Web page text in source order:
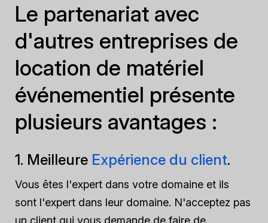
Le partenariat avec
d'autres entreprises de
location de matériel
événementiel présente
plusieurs avantages :
1. Meilleure Expérience du client.
Vous êtes l'expert dans votre domaine et ils
sont l'expert dans leur domaine. N'acceptez pas
un client qui vous demande de faire de